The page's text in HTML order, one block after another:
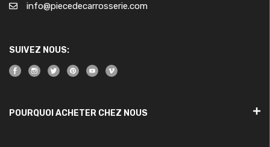
info@piecedecarrosserie.com
SUIVEZ NOUS:
POURQUOI ACHETER CHEZ NOUS